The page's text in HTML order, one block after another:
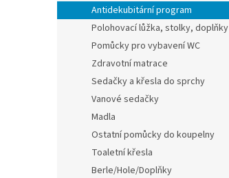
a
Antidekubitární program
Polohovací lůžka, stolky, doplňky
Pomůcky pro vybavení WC
Zdravotní matrace
Sedačky a křesla do sprchy
Vanové sedačky
Madla
Ostatní pomůcky do koupelny
Toaletní křesla
Berle/Hole/Doplňky